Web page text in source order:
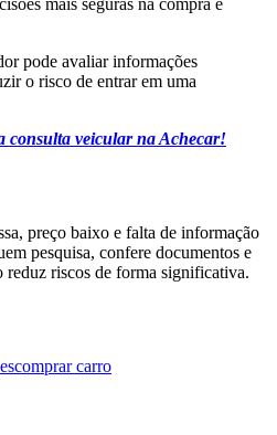
mais seguras na compra e
pode avaliar informações
o risco de entrar em uma
consulta veicular na Achecar!
preço baixo e falta de informação
pesquisa, confere documentos e
riscos de forma significativa.
comprar carro